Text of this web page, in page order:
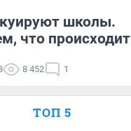
школы.
что происходит
8 452 1
ТОП 5